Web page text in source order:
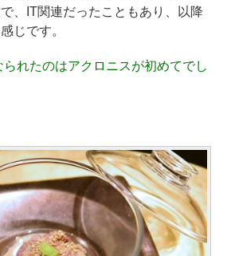
、IT関連だったこともあり、以降
じです。
られたのはアクロニスが初めてでし